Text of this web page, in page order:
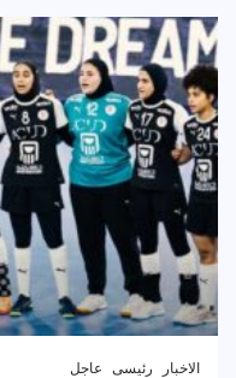
الاخبار رئيسى عاجل